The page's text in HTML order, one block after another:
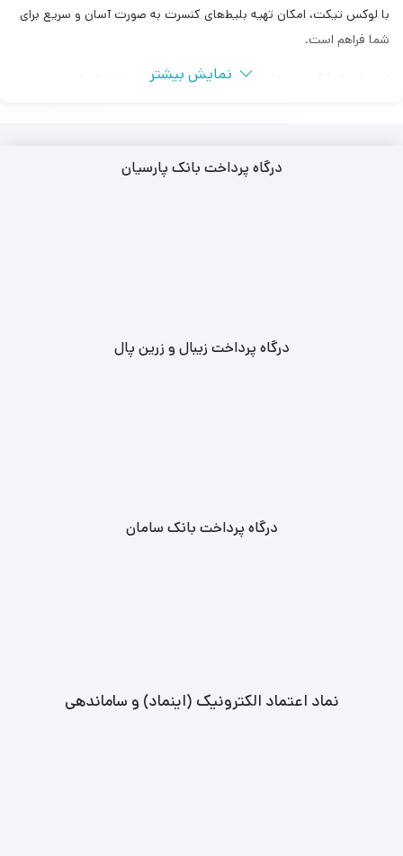
با لوکس تیکت، امکان تهیه بلیط‌های کنسرت به صورت آسان و سریع برای
شما فراهم است.
از جمله بلیط‌ کنسرت ها در شهرهای تهران، اصفهان، شیراز، اهواز و …
مجموعه لوکس تیکت ارائه‌ دهنده بلیط‌ های کنسرت با قیمت مناسب و
فوری بلیط‌ ها نیز وجود دارد.
نمایش بیشتر
درگاه پرداخت بانک پارسیان
درگاه پرداخت زیبال و زرین پال
درگاه پرداخت بانک سامان
نماد اعتماد الکترونیک (اینماد) و ساماندهی